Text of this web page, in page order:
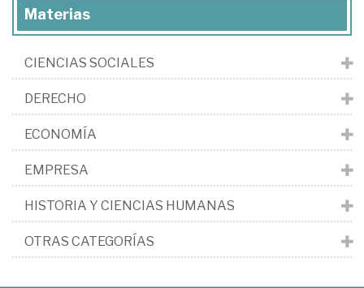
Materias
CIENCIAS SOCIALES
DERECHO
ECONOMÍA
EMPRESA
HISTORIA Y CIENCIAS HUMANAS
OTRAS CATEGORÍAS